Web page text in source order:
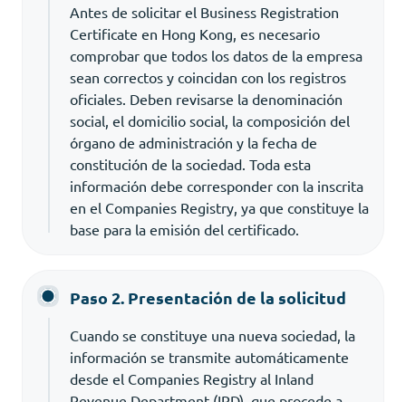
Antes de solicitar el Business Registration
Certificate en Hong Kong, es necesario
comprobar que todos los datos de la empresa
sean correctos y coincidan con los registros
oficiales. Deben revisarse la denominación
social, el domicilio social, la composición del
órgano de administración y la fecha de
constitución de la sociedad. Toda esta
información debe corresponder con la inscrita
en el Companies Registry, ya que constituye la
base para la emisión del certificado.
Paso 2. Presentación de la solicitud
Cuando se constituye una nueva sociedad, la
información se transmite automáticamente
desde el Companies Registry al Inland